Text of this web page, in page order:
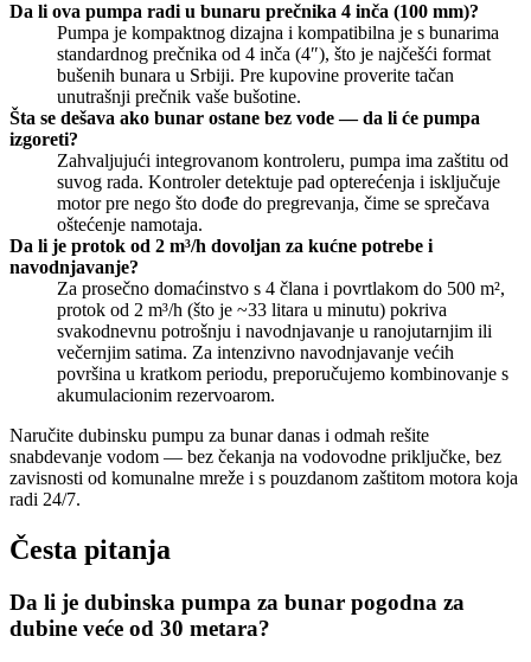
Da li ova pumpa radi u bunaru prečnika 4 inča (100 mm)?
Pumpa je kompaktnog dizajna i kompatibilna je s bunarima
standardnog prečnika od 4 inča (4″), što je najčešći format
bušenih bunara u Srbiji. Pre kupovine proverite tačan
unutrašnji prečnik vaše bušotine.
Šta se dešava ako bunar ostane bez vode — da li će pumpa
izgoreti?
Zahvaljujući integrovanom kontroleru, pumpa ima zaštitu od
suvog rada. Kontroler detektuje pad opterećenja i isključuje
motor pre nego što dođe do pregrevanja, čime se sprečava
oštećenje namotaja.
Da li je protok od 2 m³/h dovoljan za kućne potrebe i
navodnjavanje?
Za prosečno domaćinstvo s 4 člana i povrtlakom do 500 m²,
protok od 2 m³/h (što je ~33 litara u minutu) pokriva
svakodnevnu potrošnju i navodnjavanje u ranojutarnjim ili
večernjim satima. Za intenzivno navodnjavanje većih
površina u kratkom periodu, preporučujemo kombinovanje s
akumulacionim rezervoarom.
Naručite dubinsku pumpu za bunar danas i odmah rešite
snabdevanje vodom — bez čekanja na vodovodne priključke, bez
zavisnosti od komunalne mreže i s pouzdanom zaštitom motora koja
radi 24/7.
Česta pitanja
Da li je dubinska pumpa za bunar pogodna za
dubine veće od 30 metara?